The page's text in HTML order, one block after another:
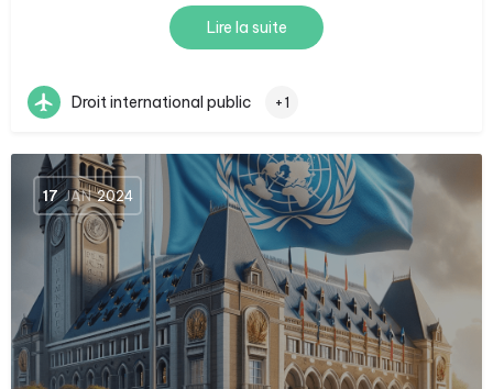
Lire la suite
Droit international public +1
17 JAN 2024